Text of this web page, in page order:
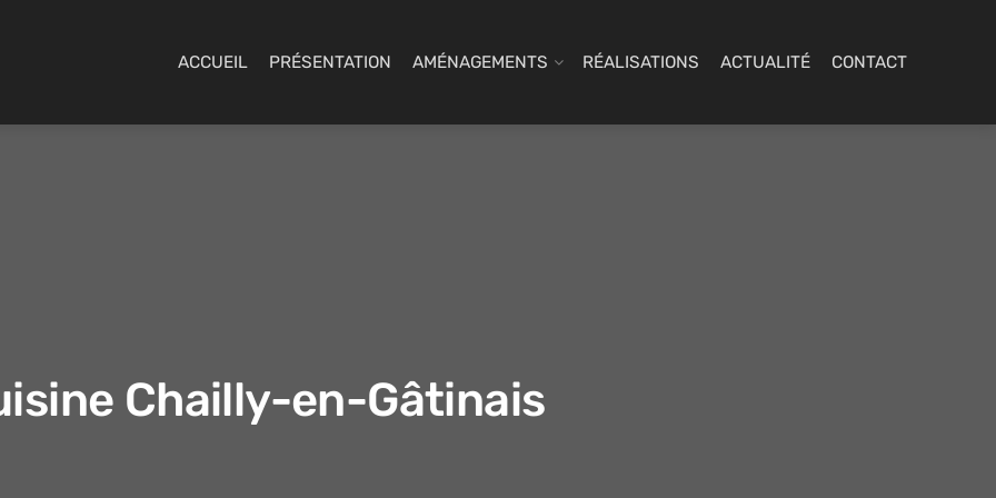
ACCUEIL PRÉSENTATION AMÉNAGEMENTS RÉALISATIONS ACTUALITÉ CONTACT
Chailly-en-Gâtinais